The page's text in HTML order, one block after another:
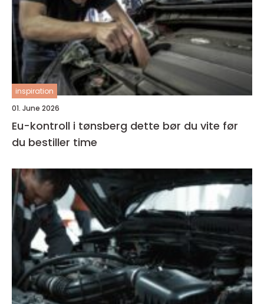
inspiration
01. June 2026
Eu-kontroll i tønsberg dette bør du vite før
du bestiller time